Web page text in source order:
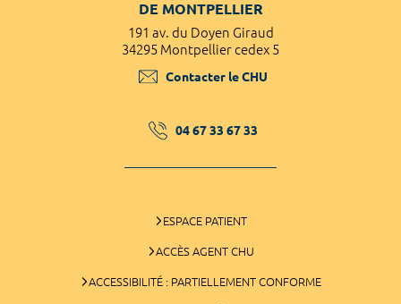
DE MONTPELLIER
191 av. du Doyen Giraud
34295 Montpellier cedex 5
Contacter le CHU
04 67 33 67 33
ESPACE PATIENT
ACCÈS AGENT CHU
ACCESSIBILITÉ : PARTIELLEMENT CONFORME